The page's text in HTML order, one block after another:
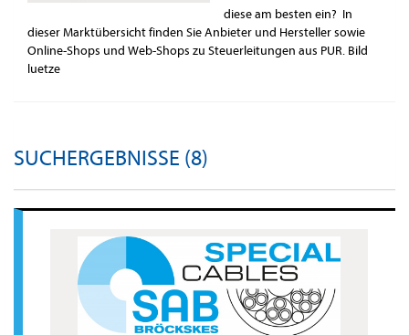
diese am besten ein? In
dieser Marktübersicht finden Sie Anbieter und Hersteller sowie
Online-Shops und Web-Shops zu Steuerleitungen aus PUR. Bild
luetze
SUCHERGEBNISSE (8)